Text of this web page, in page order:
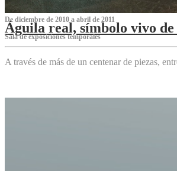
De diciembre de 2010 a abril de 2011
Águila real, símbolo vivo
Sala de exposiciones temporales
A través de más de un centenar de piezas,